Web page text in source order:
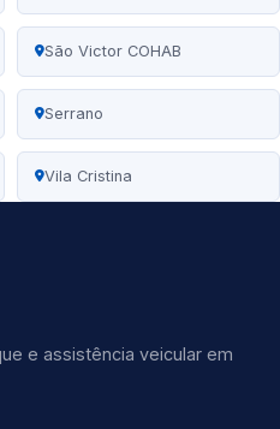
São Victor COHAB
Serrano
Vila Cristina
e assistência veicular em